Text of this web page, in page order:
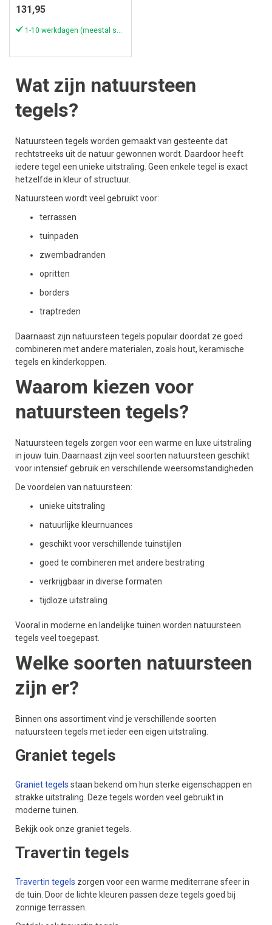
131,95
1-10 werkdagen (meestal sneller)
Wat zijn natuursteen
tegels?
Natuursteen tegels worden gemaakt van gesteente dat
rechtstreeks uit de natuur gewonnen wordt. Daardoor heeft
iedere tegel een unieke uitstraling. Geen enkele tegel is exact
hetzelfde in kleur of structuur.
Natuursteen wordt veel gebruikt voor:
terrassen
tuinpaden
zwembadranden
opritten
borders
traptreden
Daarnaast zijn natuursteen tegels populair doordat ze goed
combineren met andere materialen, zoals hout, keramische
tegels en kinderkoppen.
Waarom kiezen voor
natuursteen tegels?
Natuursteen tegels zorgen voor een warme en luxe uitstraling
in jouw tuin. Daarnaast zijn veel soorten natuursteen geschikt
voor intensief gebruik en verschillende weersomstandigheden.
De voordelen van natuursteen:
unieke uitstraling
natuurlijke kleurnuances
geschikt voor verschillende tuinstijlen
goed te combineren met andere bestrating
verkrijgbaar in diverse formaten
tijdloze uitstraling
Vooral in moderne en landelijke tuinen worden natuursteen
tegels veel toegepast.
Welke soorten natuursteen
zijn er?
Binnen ons assortiment vind je verschillende soorten
natuursteen tegels met ieder een eigen uitstraling.
Graniet tegels
Graniet tegels staan bekend om hun sterke eigenschappen en
strakke uitstraling. Deze tegels worden veel gebruikt in
moderne tuinen.
Bekijk ook onze graniet tegels.
Travertin tegels
Travertin tegels zorgen voor een warme mediterrane sfeer in
de tuin. Door de lichte kleuren passen deze tegels goed bij
zonnige terrassen.